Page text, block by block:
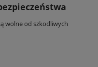
wolne od szkodliwych